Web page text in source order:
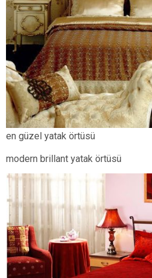
en güzel yatak örtüsü
modern brillant yatak örtüsü